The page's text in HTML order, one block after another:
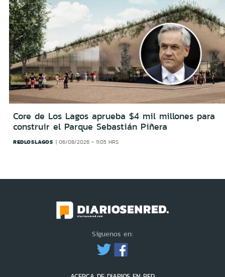
Core de Los Lagos aprueba $4 mil millones para
construir el Parque Sebastián Piñera
REDLOSLAGOS 06/08/2026 - 11:05 HRS
Síguenos en: